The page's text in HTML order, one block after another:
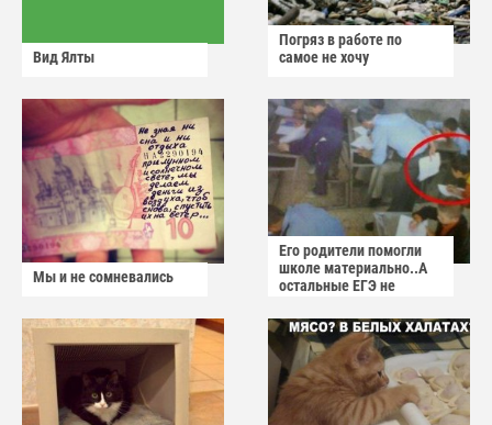
Вид Ялты
Погряз в работе по
самое не хочу
Мы и не сомневались
Его родители помогли
школе материально..А
остальные ЕГЭ не